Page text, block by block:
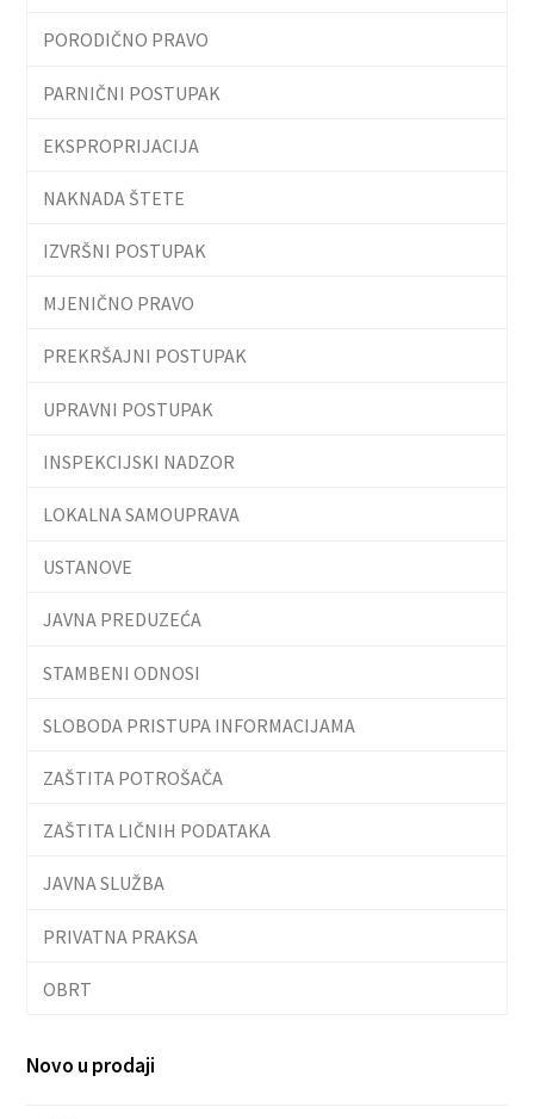
PORODIČNO PRAVO
PARNIČNI POSTUPAK
EKSPROPRIJACIJA
NAKNADA ŠTETE
IZVRŠNI POSTUPAK
MJENIČNO PRAVO
PREKRŠAJNI POSTUPAK
UPRAVNI POSTUPAK
INSPEKCIJSKI NADZOR
LOKALNA SAMOUPRAVA
USTANOVE
JAVNA PREDUZEĆA
STAMBENI ODNOSI
SLOBODA PRISTUPA INFORMACIJAMA
ZAŠTITA POTROŠAČA
ZAŠTITA LIČNIH PODATAKA
JAVNA SLUŽBA
PRIVATNA PRAKSA
OBRT
Novo u prodaji